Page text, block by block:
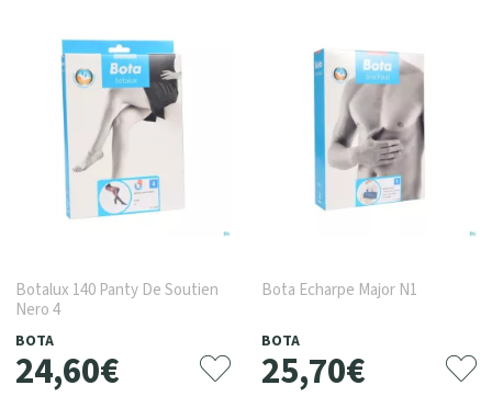
Botalux 140 Panty De Soutien
Nero 4
BOTA
24,60€
Bota Echarpe Major N1
BOTA
25,70€